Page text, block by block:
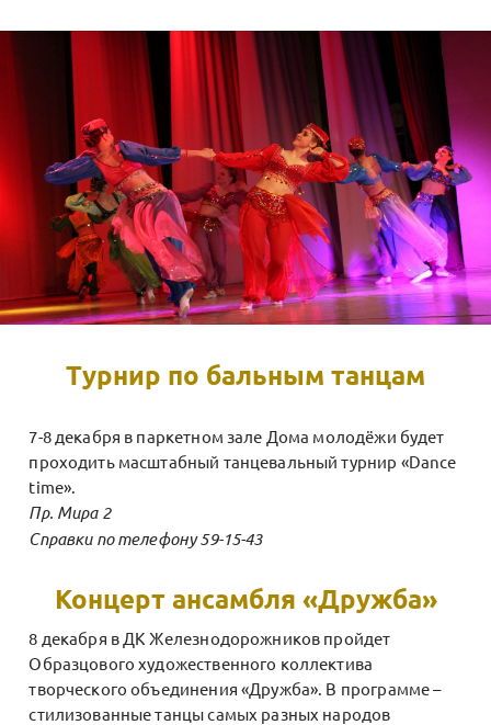
Турнир по бальным танцам
7-8 декабря в паркетном зале Дома молодёжи будет
проходить масштабный танцевальный турнир «Dance
time».
Пр. Мира 2
Справки по телефону 59-15-43
Концерт ансамбля «Дружба»
8 декабря в ДК Железнодорожников пройдет
Образцового художественного коллектива
творческого объединения «Дружба». В программе –
стилизованные танцы самых разных народов